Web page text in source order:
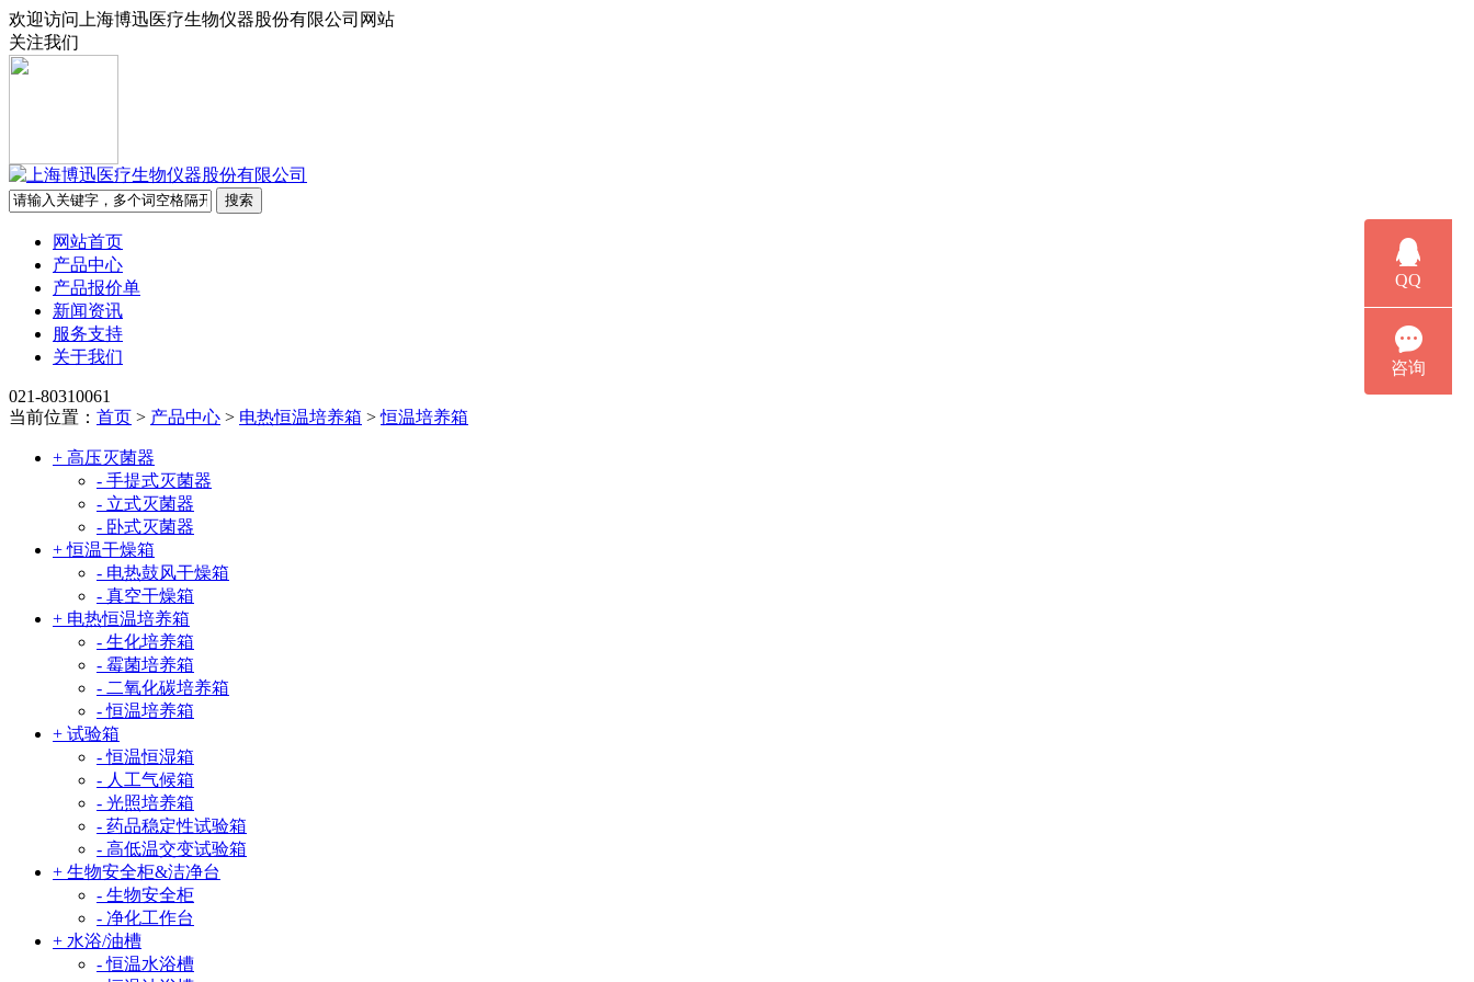
欢迎访问上海博迅医疗生物仪器股份有限公司网站
关注我们
网站首页
产品中心
产品报价单
新闻资讯
服务支持
关于我们
021-80310061
当前位置： 首页 > 产品中心 > 电热恒温培养箱 >恒温培养箱
+ 高压灭菌器
- 手提式灭菌器
- 立式灭菌器
- 卧式灭菌器
+ 恒温干燥箱
- 电热鼓风干燥箱
- 真空干燥箱
+ 电热恒温培养箱
- 生化培养箱
- 霉菌培养箱
- 二氧化碳培养箱
- 恒温培养箱
+ 试验箱
- 恒温恒湿箱
- 人工气候箱
- 光照培养箱
- 药品稳定性试验箱
- 高低温交变试验箱
+ 生物安全柜&洁净台
- 生物安全柜
- 净化工作台
+ 水浴/油槽
- 恒温水浴槽